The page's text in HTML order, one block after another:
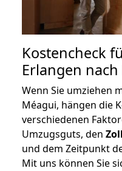
Kostencheck
Erlangen
Wenn Sie umziehen
Méagui, hängen die
verschiedenen
Umzugsguts, den
und dem Zeitpunkt
Mit uns können Sie